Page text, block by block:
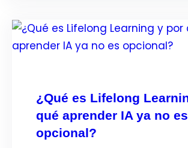
¿Qué es Lifelong
qué aprender IA ya no es
opcional?